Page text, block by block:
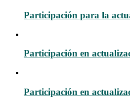
Participación para la
Participación en
Participación en